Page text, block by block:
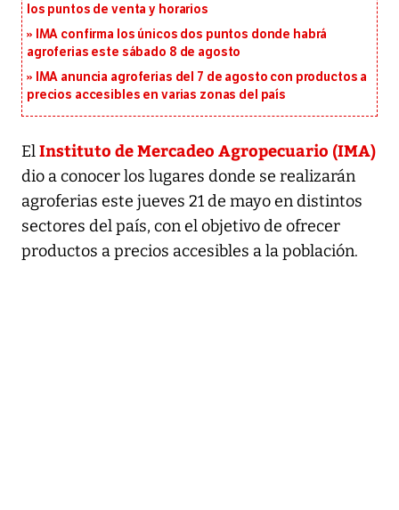
los puntos de venta y horarios
IMA confirma los únicos dos puntos donde habrá
agroferias este sábado 8 de agosto
IMA anuncia agroferias del 7 de agosto con productos a
precios accesibles en varias zonas del país
ElInstituto de Mercadeo Agropecuario (IMA)
dio a conocer los lugares donde se realizarán
agroferias este jueves 21 de mayo en distintos
sectores del país, con el objetivo de ofrecer
productos a precios accesibles a la población.